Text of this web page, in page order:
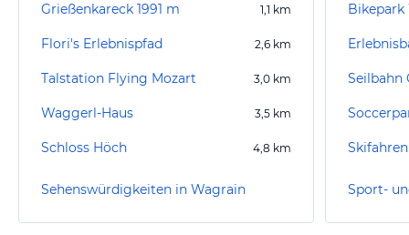
Grießenkareck 1991 m 1,1 km
Flori's Erlebnispfad 2,6 km
Talstation Flying Mozart 3,0 km
Waggerl-Haus 3,5 km
Schloss Höch 4,8 km
Sehenswürdigkeiten in Wagrain
Bikepark
Seilbahn
Skifahren